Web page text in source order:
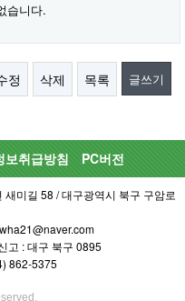
습니다.
정 삭제 목록 글쓰기
보취급방침 PC버전
미길 58 / 대구광역시 북구 구암로
고 : 대구 북구 0895
862-5375